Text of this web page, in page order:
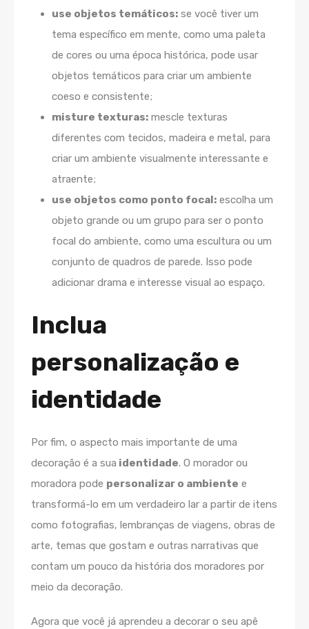
use objetos temáticos: se você tiver um
tema específico em mente, como uma paleta
de cores ou uma época histórica, pode usar
objetos temáticos para criar um ambiente
coeso e consistente;
misture texturas: mescle texturas
diferentes com tecidos, madeira e metal, para
criar um ambiente visualmente interessante e
atraente;
use objetos como ponto focal: escolha um
objeto grande ou um grupo para ser o ponto
focal do ambiente, como uma escultura ou um
conjunto de quadros de parede. Isso pode
adicionar drama e interesse visual ao espaço.
Inclua
personalização e
identidade
Por fim, o aspecto mais importante de uma
decoração é a sua identidade. O morador ou
moradora pode personalizar o ambiente e
transformá-lo em um verdadeiro lar a partir de itens
como fotografias, lembranças de viagens, obras de
arte, temas que gostam e outras narrativas que
contam um pouco da história dos moradores por
meio da decoração.
Agora que você já aprendeu a decorar o seu apê